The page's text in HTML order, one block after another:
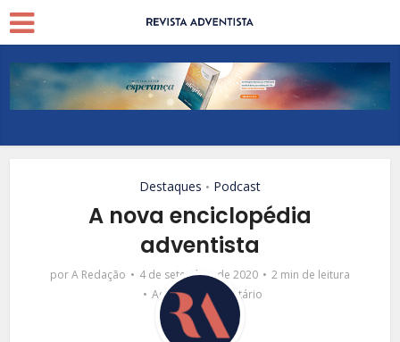
Destaques • Podcast
A nova enciclopédia
adventista
porA Redação 4 de setembro de 2020
2 min de leitura
Adicionar comentário